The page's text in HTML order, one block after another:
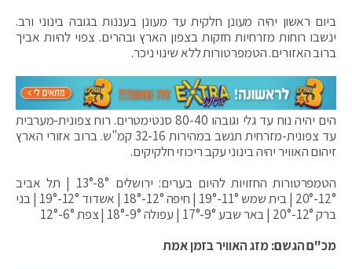
ביום ראשון יהיה מעונן חלקית עד מעונן בעננות בגובה בינוני ורב.
ינשבו רוחות מזרחיות חזקות בצפון הארץ ובהרים. צפוי להיות אביך
ברוב האזורים. הטמפרטורות ללא שינוי ניכר.
הים יהיה נוח עד גלי וגובהו 80-40 סנטימטרים. רוח צפונית-מערבית
עד צפונית-מזרחית תנשב במהירות 32-16 קמ"ש. ברוב אזורי הארץ
זיהום האוויר יהיה בינוני עקב ריכוזי חלקיקים.
הטמפרטורות החזויות להיום בערים: ירושלים 8°-13° | תל אביב
12°-20° | בית שמש 11°-19° | חיפה 12°-18° | אשדוד 12°-19° | בני
ברק 12°-20° | באר שבע 9°-17° | עפולה 9°-18° | צפת 6°-12°
מכ"ם הגשם: מזג האוויר בזמן אמת